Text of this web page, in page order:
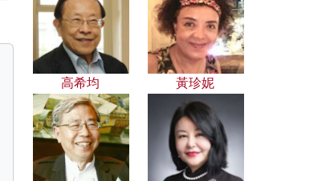
高希均 黃珍妮